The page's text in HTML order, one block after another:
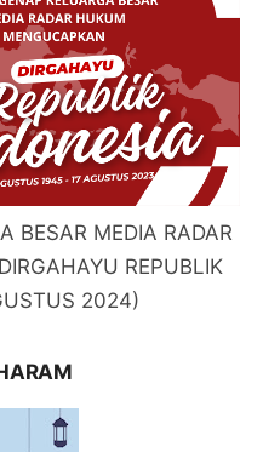
BESAR MEDIA RADAR
REPUBLIK
2024)